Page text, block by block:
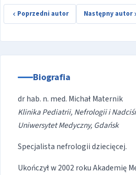
Poprzedni autor Następny autor
Biografia
dr hab. n. med. Michał Maternik
Klinika Pediatrii, Nefrologii i
Uniwersytet Medyczny, Gdańsk
Specjalista nefrologii dziecięcej.
Ukończył w 2002 roku Akademię